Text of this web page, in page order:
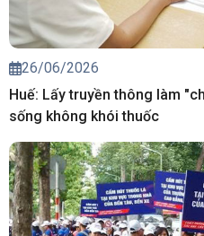
26/06/2026
Huế: Lấy truyền thông làm
sống không khói thuốc